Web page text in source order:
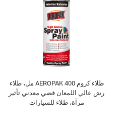
طلاء كروم AEROPAK 400 مل، طلاء
رش عالي اللمعان فضي معدني تأثير
مرآة، طلاء للسيارات